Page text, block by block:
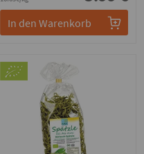
In den Warenkorb